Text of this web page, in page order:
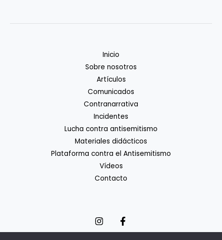
Inicio
Sobre nosotros
Artículos
Comunicados
Contranarrativa
Incidentes
Lucha contra antisemitismo
Materiales didácticos
Plataforma contra el Antisemitismo
Vídeos
Contacto